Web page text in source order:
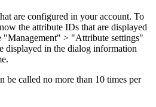
are configured in your account. To
the attribute IDs that are displayed
"Management" > "Attribute settings"
displayed in the dialog information
be called no more than 10 times per